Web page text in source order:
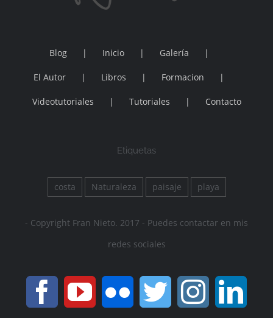
Blog Inicio Galería
El Autor Libros Formacion
Videotutoriales Tutoriales Contacto
Etiquetas
costa Naturaleza paisaje playa
- Copyright Fran Nieto. 2017 - Puedes contactar en mis
redes sociales
Facebook
YouTube
FlickrTwitter